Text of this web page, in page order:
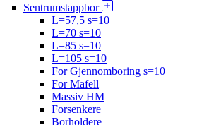
Sentrumstappbor
L=57,5 s=10
L=70 s=10
L=85 s=10
L=105 s=10
For Gjennomboring s=10
For Mafell
Massiv HM
Forsenkere
Borholdere